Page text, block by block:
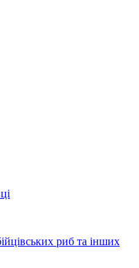
риб та інших